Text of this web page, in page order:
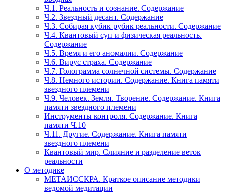
Ч.1. Реальность и сознание. Содержание
Ч.2. Звездный десант. Содержание
Ч.3. Собирая кубик рубик реальности. Содержание
Ч.4. Квантовый суп и физическая реальность.
Содержание
Ч.5. Время и его аномалии. Содержание
Ч.6. Вирус страха. Содержание
Ч.7. Голограмма солнечной системы. Содержание
Ч.8. Немного истории. Содержание. Книга памяти
звездного племени
Ч.9. Человек. Земля. Творение. Содержание. Книга
памяти звездного племени
Инструменты контроля. Содержание. Книга
памяти Ч.10
Ч.11. Другие. Содержание. Книга памяти
звездного племени
Квантовый мир. Слияние и разделение веток
реальности
О методике
МЕТАИССКРА. Краткое описание методики
ведомой медитации